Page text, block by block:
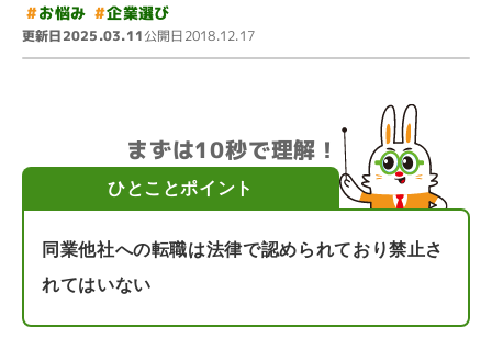
#お悩み #企業選び
更新日2025.03.11公開日2018.12.17
まずは10秒で理解！
ひとことポイント
同業他社への転職は法律で認められており禁止さ
れてはいない